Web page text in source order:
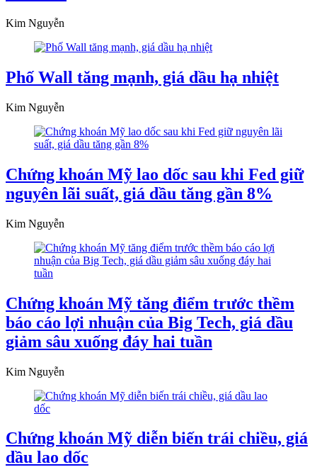
Kim Nguyễn
Phố Wall tăng mạnh, giá dầu hạ nhiệt
Kim Nguyễn
Chứng khoán Mỹ lao dốc sau khi Fed giữ
nguyên lãi suất, giá dầu tăng gần 8%
Kim Nguyễn
Chứng khoán Mỹ tăng điểm trước thềm
báo cáo lợi nhuận của Big Tech, giá dầu
giảm sâu xuống đáy hai tuần
Kim Nguyễn
Chứng khoán Mỹ diễn biến trái chiều, giá
dầu lao dốc